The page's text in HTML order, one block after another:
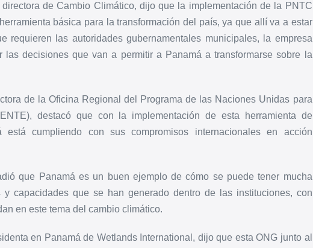
de Cambio Climático, dijo que la implementación de la PNTC
básica para la transformación del país, ya que allí va a estar
requieren las autoridades gubernamentales municipales, la empresa
las decisiones que van a permitir a Panamá a transformarse sobre la
de la Oficina Regional del Programa de las Naciones Unidas para
destacó que con la implementación de esta herramienta de
está cumpliendo con sus compromisos internacionales en acción
que Panamá es un buen ejemplo de cómo se puede tener mucha
y capacidades que se han generado dentro de las instituciones, con
en este tema del cambio climático.
en Panamá de Wetlands International, dijo que esta ONG junto al